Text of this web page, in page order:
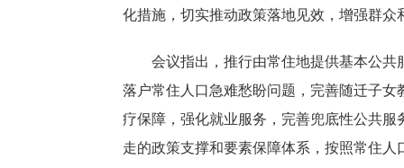
化措施，切实推动政策落地见效，增强群
会议指出，推行由常住地提供基本公
落户常住人口急难愁盼问题，完善随迁子
疗保障，强化就业服务，完善兜底性公共
走的政策支撑和要素保障体系，按照常住